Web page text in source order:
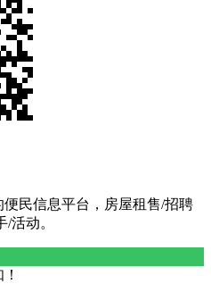
民信息平台，房屋租售/招聘
活动。